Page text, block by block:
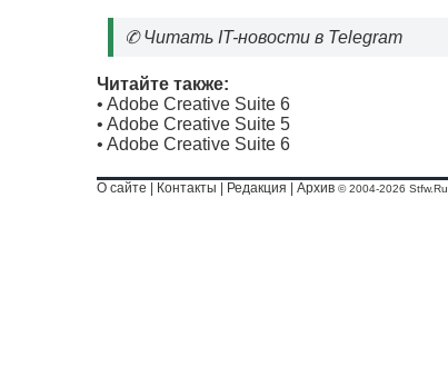
✆Читать IT-новости в Telegram
Читайте также:
• Adobe Creative Suite 6
• Adobe Creative Suite 5
• Adobe Creative Suite 6
О сайте Контакты Редакция Архив © 2004-2026 Stfw.Ru